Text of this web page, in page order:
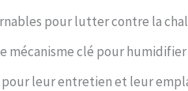
pour lutter contre la
mécanisme clé pour
pour leur entretien et leur